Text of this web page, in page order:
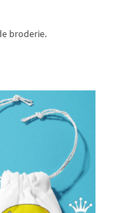
broderie.